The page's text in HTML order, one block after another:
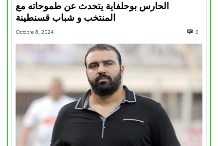
الحارس بوحلفاية يتحدث عن طموحاته مع
المنتخب و شباب قسنطينة
Octobre 8, 2024 0